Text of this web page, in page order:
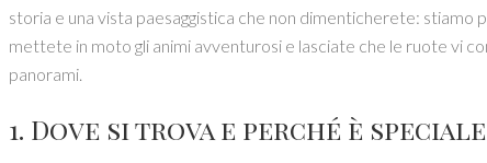
storia e una vista paesaggistica che non dimenticherete: stiamo
mettete in moto gli animi avventurosi e lasciate che le ruote vi
panorami.
1. Dove si trova e perché è speciale